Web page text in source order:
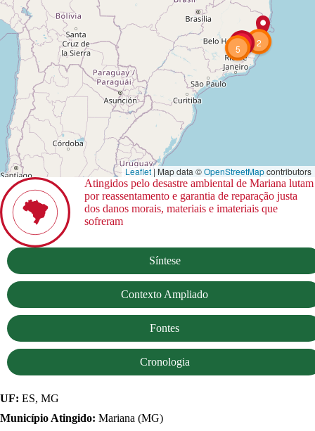
2
523
Leaflet | Map data ©OpenStreetMapcontributors
Atingidos pelo desastre ambiental de Mariana lutam
por reassentamento e garantia de reparação justa
dos danos morais, materiais e imateriais que
sofreram
Síntese
Contexto Ampliado
Fontes
Cronologia
UF: ES, MG
Município Atingido: Mariana (MG)